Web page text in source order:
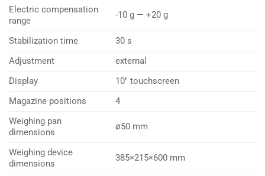
Electric compensation
range
-10 g — +20 g
Stabilization time
30 s
Adjustment
external
Display
10″ touchscreen
Magazine positions
4
Weighing pan
dimensions
ø50 mm
Weighing device
dimensions
385×215×600 mm